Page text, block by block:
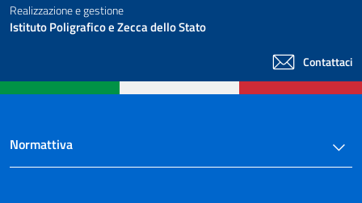
Realizzazione e gestione
Istituto Poligrafico e Zecca dello Stato
Contattaci
Normattiva